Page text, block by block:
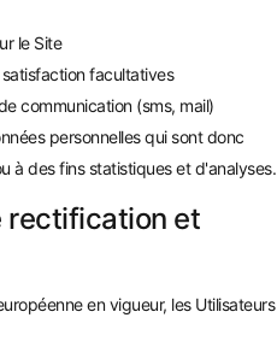
le Site
facultatives
communication (sms, mail)
personnelles qui sont donc
à des fins statistiques et d'analyses.
rectification et
en vigueur, les Utilisateurs